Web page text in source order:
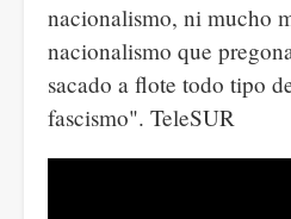
nacionalismo, ni mucho
nacionalismo que
sacado a flote todo tipo
fascismo". TeleSUR